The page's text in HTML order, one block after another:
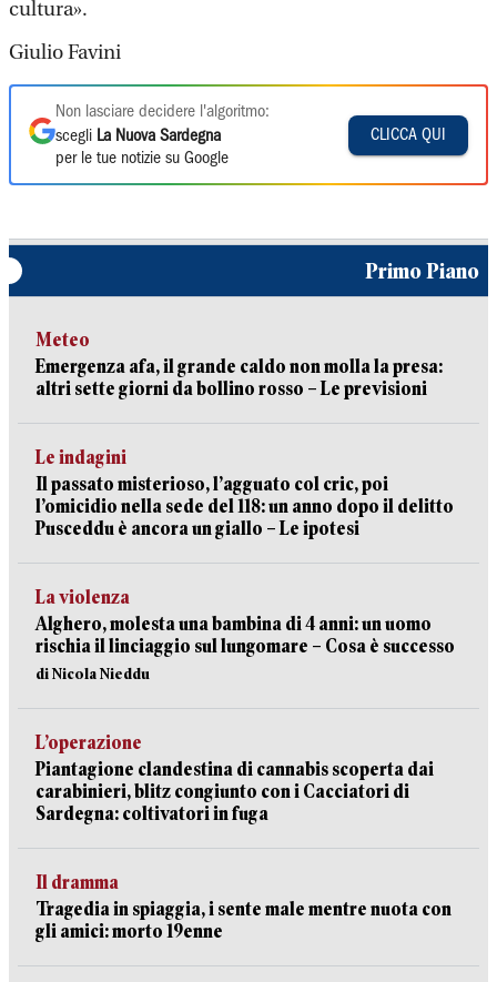
cultura».
Giulio Favini
Non lasciare decidere l'algoritmo:
scegli La Nuova Sardegna
per le tue notizie su Google
CLICCA QUI
Primo Piano
Meteo
Emergenza afa, il grande caldo non molla la presa:
altri sette giorni da bollino rosso – Le previsioni
Le indagini
Il passato misterioso, l’agguato col cric, poi
l’omicidio nella sede del 118: un anno dopo il delitto
Pusceddu è ancora un giallo – Le ipotesi
La violenza
Alghero, molesta una bambina di 4 anni: un uomo
rischia il linciaggio sul lungomare – Cosa è successo
di Nicola Nieddu
L’operazione
Piantagione clandestina di cannabis scoperta dai
carabinieri, blitz congiunto con i Cacciatori di
Sardegna: coltivatori in fuga
Il dramma
Tragedia in spiaggia, i sente male mentre nuota con
gli amici: morto 19enne